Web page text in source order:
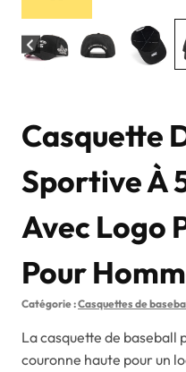
Casquette
Sportive À
Avec Logo
Pour
Catégorie :Casquettes de
La casquette de baseball
couronne haute pour un